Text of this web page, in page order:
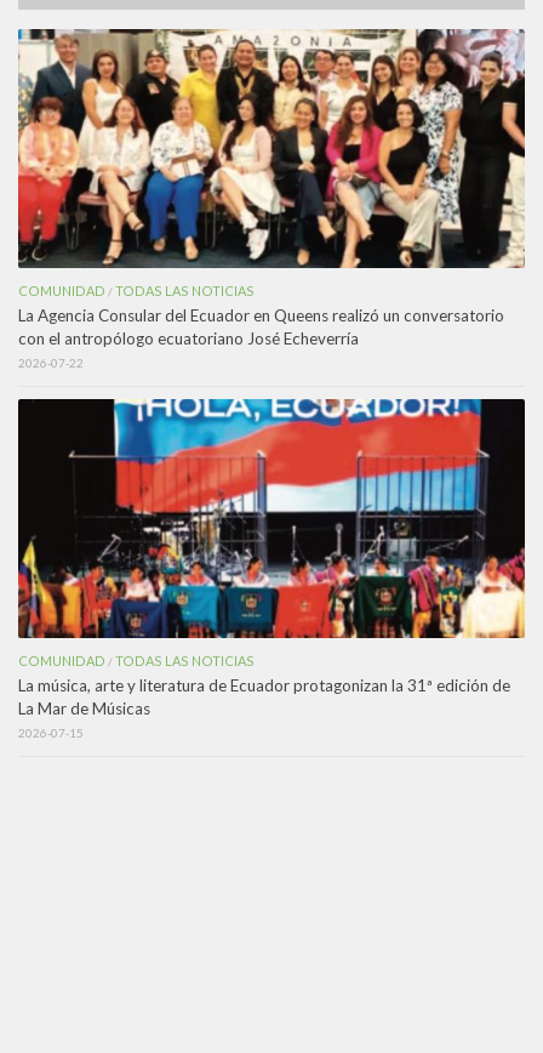
COMUNIDAD /TODAS LAS NOTICIAS
La Agencia Consular del Ecuador en Queens realizó un conversatorio
con el antropólogo ecuatoriano José Echeverría
2026-07-22
COMUNIDAD /TODAS LAS NOTICIAS
La música, arte y literatura de Ecuador protagonizan la 31ª edición de
La Mar de Músicas
2026-07-15